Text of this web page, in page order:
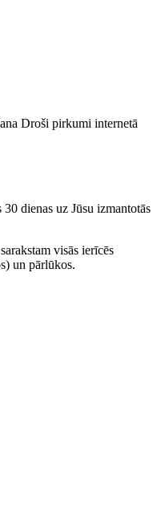
Droši pirkumi internetā
dienas uz Jūsu izmantotās
visās ierīcēs
un pārlūkos.